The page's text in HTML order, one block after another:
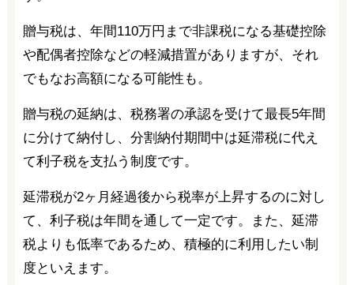
贈与税は、年間110万円まで非課税になる基礎控除
や配偶者控除などの軽減措置がありますが、それ
でもなお高額になる可能性も。
贈与税の延納は、税務署の承認を受けて最長5年間
に分けて納付し、分割納付期間中は延滞税に代え
て利子税を支払う制度です。
延滞税が2ヶ月経過後から税率が上昇するのに対し
て、利子税は年間を通して一定です。また、延滞
税よりも低率であるため、積極的に利用したい制
度といえます。